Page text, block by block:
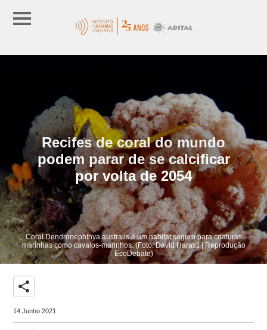
Recifes de coral do mundo
podem parar de se calcificar
por volta de 2054
Coral Dendronephthya australis é um habitat seguro para criaturas
marinhas como cavalos-marinhos. (Foto: David Harasti | Reprodução
EcoDebate)
share
14 Junho 2021